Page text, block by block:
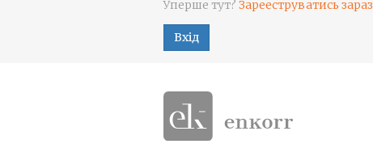
Уперше тут? Зарееструватись зараз
Вхід